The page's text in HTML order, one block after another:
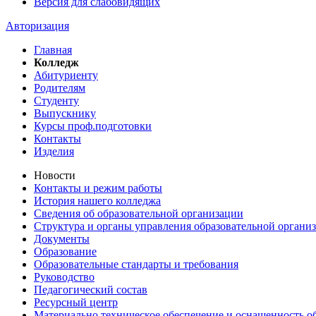
Авторизация
Главная
Колледж
Абитуриенту
Родителям
Студенту
Выпускнику
Курсы проф.подготовки
Контакты
Изделия
Новости
Контакты и режим работы
История нашего колледжа
Сведения об образовательной организации
Структура и органы управления образовательной
Документы
Образование
Образовательные стандарты и требования
Руководство
Педагогический состав
Ресурсный центр